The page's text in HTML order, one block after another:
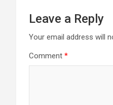
Leave a Reply
Your email address will
Comment *